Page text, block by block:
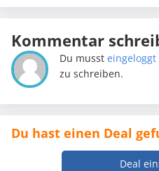
Kommentar
Du mussteingeloggt
zu schreiben.
Du hast einen Deal
Deal